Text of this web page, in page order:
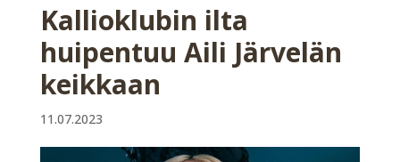
Kallioklubin ilta
huipentuu Aili Järvelän
keikkaan
11.07.2023